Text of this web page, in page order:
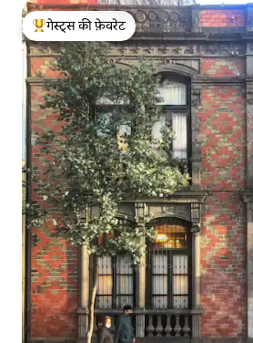
गेस्ट्स का टॉप फ़ेवरेट
गेस्ट्स की फ़ेवरेट